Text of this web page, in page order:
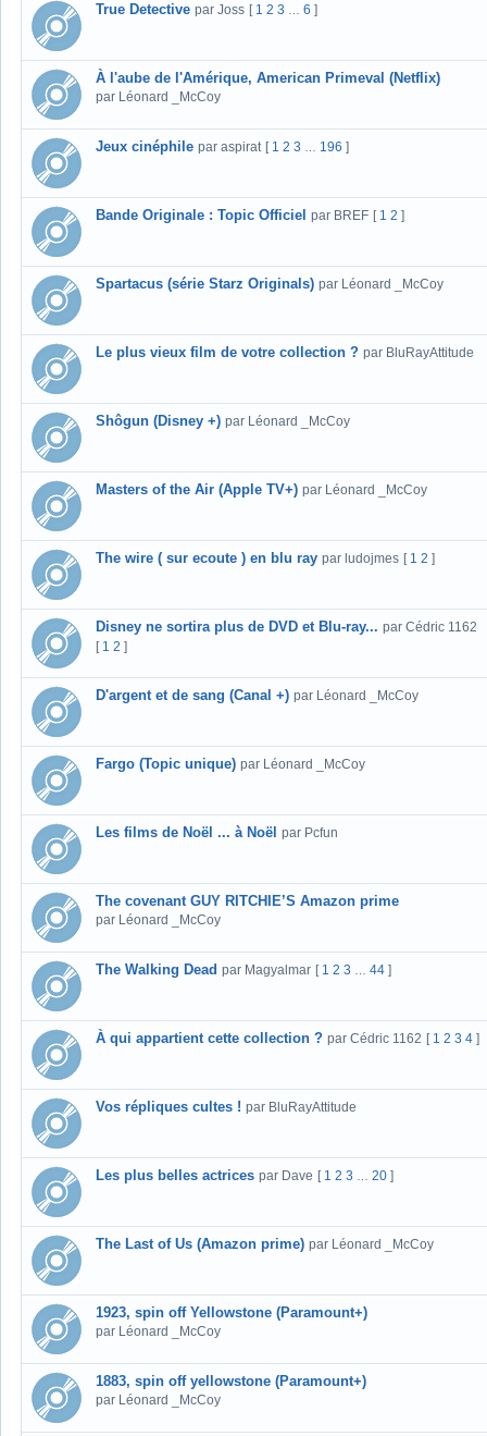
True Detective par Joss [ 1 2 3 6 ]
À l'aube de l'Amérique, American Primeval (Netflix)
par Léonard _McCoy
Jeux cinéphile par aspirat [ 1 2 3 196 ]
Bande Originale : Topic Officiel par BREF [ 1 2 ]
Spartacus (série Starz Originals) par Léonard _McCoy
Le plus vieux film de votre collection ? par BluRayAttitude
Shôgun (Disney +) par Léonard _McCoy
Masters of the Air (Apple TV+) par Léonard _McCoy
The wire ( sur ecoute ) en blu ray par ludojmes [ 1 2 ]
Disney ne sortira plus de DVD et Blu-ray... par Cédric 1162
[ 1 2 ]
D'argent et de sang (Canal +) par Léonard _McCoy
Fargo (Topic unique) par Léonard _McCoy
Les films de Noël ... à Noël par Pcfun
The covenant GUY RITCHIE’S Amazon prime
par Léonard _McCoy
The Walking Dead par Magyalmar [ 1 2 3 44 ]
À qui appartient cette collection ? par Cédric 1162 [ 1 2 3 4 ]
Vos répliques cultes ! par BluRayAttitude
Les plus belles actrices par Dave [ 1 2 3 20 ]
The Last of Us (Amazon prime) par Léonard _McCoy
1923, spin off Yellowstone (Paramount+)
par Léonard _McCoy
1883, spin off yellowstone (Paramount+)
par Léonard _McCoy